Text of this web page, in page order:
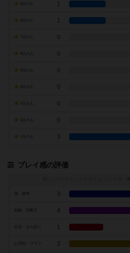
1
1
7点の人 0
0
0
0
0
0
3
プレイ感の評価
※
3
戦略・判断力 4
1
2